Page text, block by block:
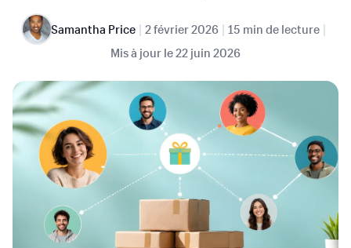
Samantha Price | 2 février 2026 | 15 min de lecture |
Mis à jour le22 juin 2026